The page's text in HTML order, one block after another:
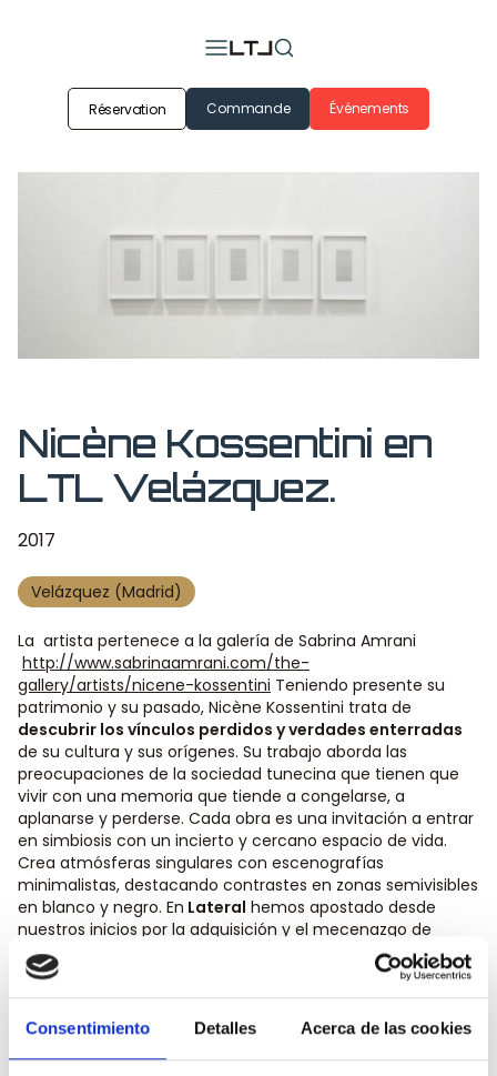
Consentimiento Detalles Acerca de las cookies
Réservation Commande Événements
Nicène Kossentini en
LTL Velázquez.
2017
Velázquez (Madrid)
La artista pertenece a la galería de Sabrina Amrani
http://www.sabrinaamrani.com/the-
gallery/artists/nicene-kossentini Teniendo presente su
patrimonio y su pasado, Nicène Kossentini trata de
descubrir los vínculos perdidos y verdades enterradas
de su cultura y sus orígenes. Su trabajo aborda las
preocupaciones de la sociedad tunecina que tienen que
vivir con una memoria que tiende a congelarse, a
aplanarse y perderse. Cada obra es una invitación a entrar
en simbiosis con un incierto y cercano espacio de vida.
Crea atmósferas singulares con escenografías
minimalistas, destacando contrastes en zonas semivisibles
en blanco y negro. En Lateral hemos apostado desde
nuestros inicios por la adquisición y el mecenazgo de
artistas contemporáneos de talla internacional en el
marco de nuestra iniciativa
. Fruto de esta
labor son las exposiciones en todos nuestros restaurantes
de Madrid. Podrás disfrutar de la exposición hasta finales
de junio. ¡No pierdas la oportunidad de contemplar grandes
obras de arte contemporáneo mientras saboreas uno de